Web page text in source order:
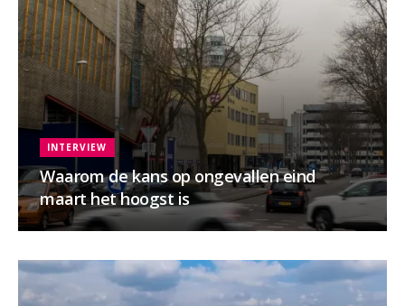
Waarom de kans op ongevallen eind
maart het hoogst is
INTERVIEW